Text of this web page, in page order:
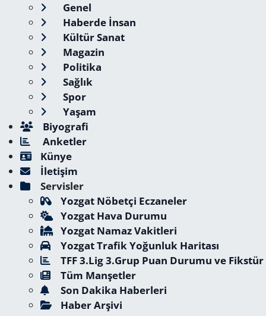
Genel
Haberde İnsan
Kültür Sanat
Magazin
Politika
Sağlık
Spor
Yaşam
Biyografi
Anketler
Künye
İletişim
Servisler
Yozgat Nöbetçi Eczaneler
Yozgat Hava Durumu
Yozgat Namaz Vakitleri
Yozgat Trafik Yoğunluk Haritası
TFF 3.Lig 3.Grup Puan Durumu ve Fikstür
Tüm Manşetler
Son Dakika Haberleri
Haber Arşivi